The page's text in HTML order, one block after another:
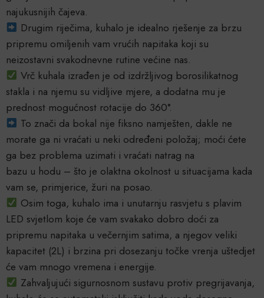
najukusnijih čajeva.
Drugim riječima, kuhalo je idealno rješenje za brzu
pripremu omiljenih vam vrućih napitaka koji su
neizostavni svakodnevne rutine većine nas.
Vrč kuhala izrađen je od izdržljivog borosilikatnog
stakla i na njemu su vidljive mjere, a dodatna mu je
prednost mogućnost rotacije do 360°.
To znači da bokal nije fiksno namješten, dakle ne
morate ga ni vraćati u neki određeni položaj; moći ćete
ga bez problema uzimati i vraćati natrag na
bazu u hodu – što je olaktna okolnost u situacijama kada
vam se, primjerice, žuri na posao.
Osim toga, kuhalo ima i unutarnju rasvjetu s plavim
LED svjetlom koje će vam svakako dobro doći za
pripremu napitaka u večernjim satima, a njegov veliki
kapacitet (2L) i brzina pri dosezanju točke vrenja uštedjet
će vam mnogo vremena i energije.
Zahvaljujući sigurnosnom sustavu protiv pregrijavanja,